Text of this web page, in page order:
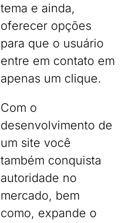
tema e ainda,
oferecer opções
para que o usuário
entre em contato em
apenas um clique.
Com o
desenvolvimento de
um site você
também conquista
autoridade no
mercado, bem
como, expande o